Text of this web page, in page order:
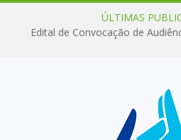
ÚLTIMAS
Edital de Convocação de